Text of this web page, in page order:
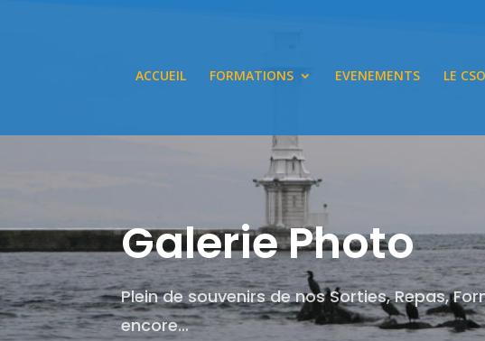
ACCUEIL FORMATIONS EVENEMENTS LE CSO
Galerie Photo
Plein de souvenirs de nos Sorties, Repas,
encore…